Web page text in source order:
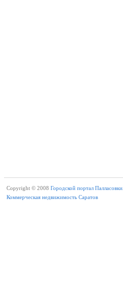
Copyright © 2008 Городской портал Палласовки.
Коммерческая недвижимость Саратов